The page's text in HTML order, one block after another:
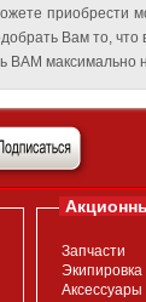
Вам то,
ВАМ максимально
Запчасти
Экипировка
Аксессуары